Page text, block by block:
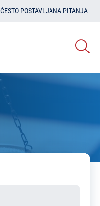
ČESTO POSTAVLJANA PITANJA